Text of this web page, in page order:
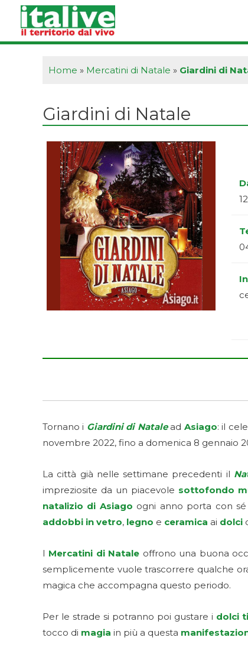
contenuto
Home » Mercatini di Natale » Giardini di
Giardini di Natale
Tornano i Giardini di Natalead Asiago: il
novembre 2022, fino a domenica 8 gennaio
La città già nelle settimane precedenti il
impreziosite da un piacevole sottofondo
natalizio di Asiago ogni anno porta con sé
addobbi in vetro, legno e ceramica ai dolci
I Mercatini di Natale offrono una buona
semplicemente vuole trascorrere qualche
magica che accompagna questo periodo.
Per le strade si potranno poi gustare i dolci
tocco di magia in più a questa